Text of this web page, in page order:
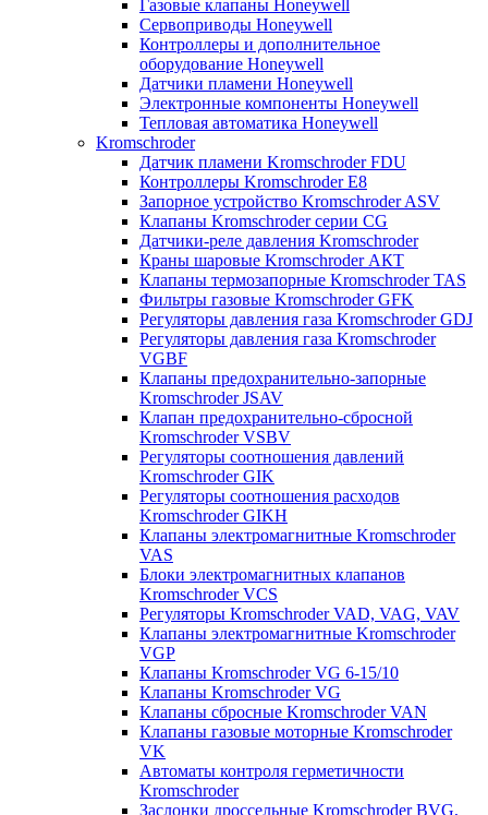
Газовые клапаны Honeywell
Сервоприводы Honeywell
Контроллеры и дополнительное
оборудование Honeywell
Датчики пламени Honeywell
Электронные компоненты Honeywell
Тепловая автоматика Honeywell
Kromschroder
Датчик пламени Kromschroder FDU
Контроллеры Kromschroder E8
Запорное устройство Kromschroder ASV
Клапаны Kromschroder серии CG
Датчики-реле давления Kromschroder
Краны шаровые Kromschroder АКТ
Клапаны термозапорные Kromschroder TAS
Фильтры газовые Kromschroder GFK
Регуляторы давления газа Kromschroder GDJ
Регуляторы давления газа Kromschroder
VGBF
Клапаны предохранительно-запорные
Kromschroder JSAV
Клапан предохранительно-сбросной
Kromschroder VSBV
Регуляторы соотношения давлений
Kromschroder GIK
Регуляторы соотношения расходов
Kromschroder GIKH
Клапаны электромагнитные Kromschroder
VAS
Блоки электромагнитных клапанов
Kromschroder VCS
Регуляторы Kromschroder VAD, VAG, VAV
Клапаны электромагнитные Kromschroder
VGP
Клапаны Kromschroder VG 6-15/10
Клапаны Kromschroder VG
Клапаны сбросные Kromschroder VAN
Клапаны газовые моторные Kromschroder
VK
Автоматы контроля герметичности
Kromschroder
Заслонки дроссельные Kromschroder BVG,